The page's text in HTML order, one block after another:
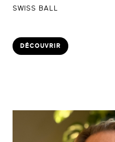
SWISS BALL
DÉCOUVRIR